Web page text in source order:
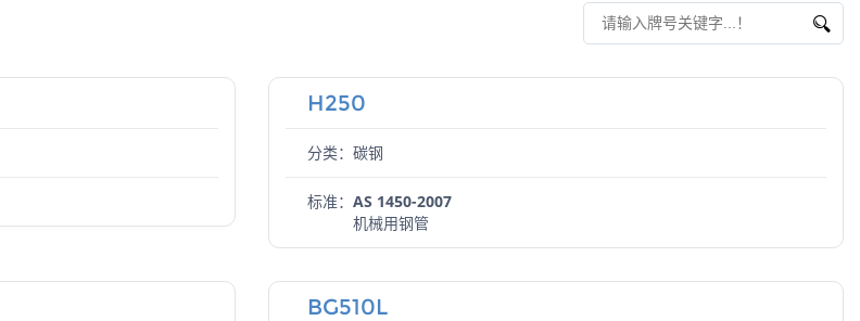
H250
分类：碳钢
标准： AS 1450-2007
机械用钢管
BG510L